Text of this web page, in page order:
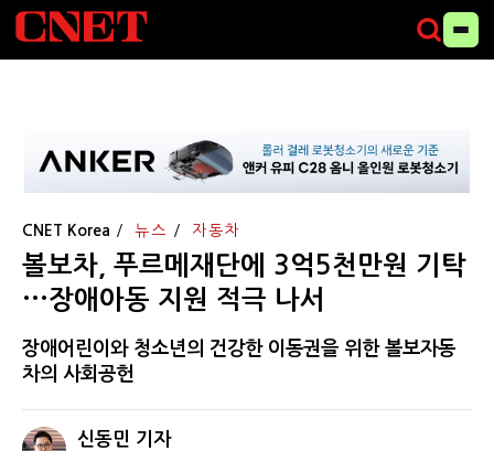
CNET Korea 뉴스 자동차
볼보차, 푸르메재단에 3억5천만원 기탁
···장애아동 지원 적극 나서
장애어린이와 청소년의 건강한 이동권을 위한 볼보자동
차의 사회공헌
신동민 기자